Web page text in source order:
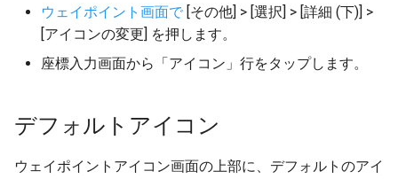
ウェイポイント画面で [その他] > [選択] > [詳細 (下)] >
[アイコンの変更] を押します。
座標入力画面から「アイコン」行をタップします。
デフォルトアイコン
ウェイポイントアイコン画面の上部に、デフォルトのアイ